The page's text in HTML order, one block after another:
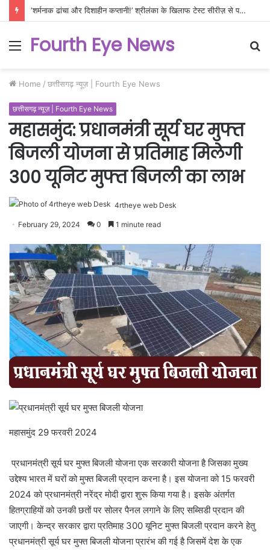
‘शर्मनाक ढांचा और दिशाहीन कप्तानी!’ श्रीलंका के खिलाफ टेस्ट सीरीज़ से पहले फिर खुली भारतीय टीम की पोल, क्या ऐसे बनेगा WTC चैंपियन?
Menu
Fourth Eye News
Home / छत्तीसगढ़ न्यूज़ | Fourth Eye News
छत्तीसगढ़ न्यूज़ | Fourth Eye News
महासमुंद: प्रधानमंत्री सूर्य घर मुफ्त
बिजली योजना से प्रतिमाह मिलेगी
300 यूनिट मुफ्त बिजली का लाभ
4rtheye web Desk
February 29, 2024 0 1 minute read
महासमुंद 29 फरवरी 2024
प्रधानमंत्री सूर्य घर मुफ्त बिजली योजना एक सरकारी योजना है जिसका मुख्य
उद्देश्य भारत में घरों को मुफ्त बिजली प्रदान करना है। इस योजना को 15 फरवरी
2024 को प्रधानमंत्री नरेंद्र मोदी द्वारा शुरू किया गया है। इसके अंतर्गत
हितग्राहियों को उनकी छतों पर सोलर पैनल लगाने के लिए सब्सिडी प्रदान की
जाएगी। केन्द्र सरकार द्वारा प्रतिमाह 300 यूनिट मुफ्त बिजली प्रदान करने हेतु
प्रधानमंत्री सूर्य घर मुफ्त बिजली योजना प्रारंभ की गई है जिसमें देश के एक